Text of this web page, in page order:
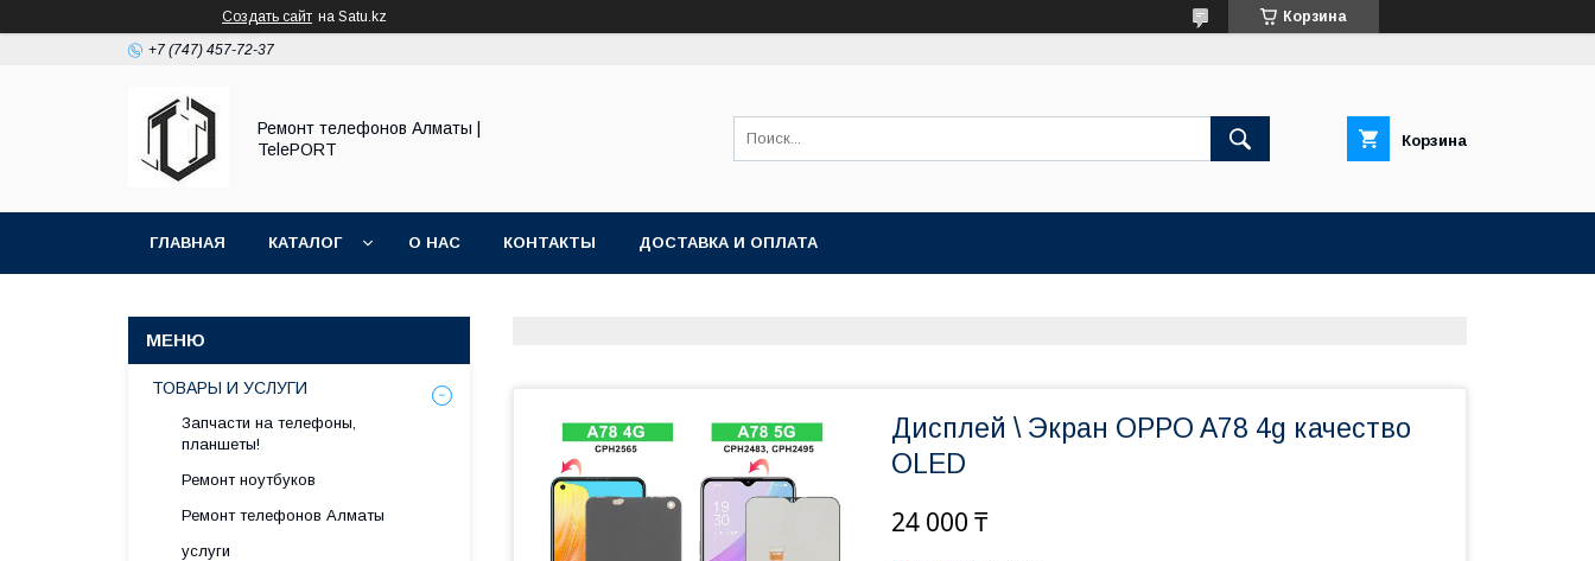
Создать сайт на Satu.kz Корзина
+7 (747) 457-72-37
Ремонт телефонов Алматы |
TelePORT
Корзина
ГЛАВНАЯ КАТАЛОГ О НАС КОНТАКТЫ ДОСТАВКА И ОПЛАТА
Дисплей \ Экран OPPO A78 4g качество
OLED
24 000 ₸
ТОВАРЫ И УСЛУГИ
Запчасти на телефоны,
планшеты!
Ремонт ноутбуков
Ремонт телефонов Алматы
услуги